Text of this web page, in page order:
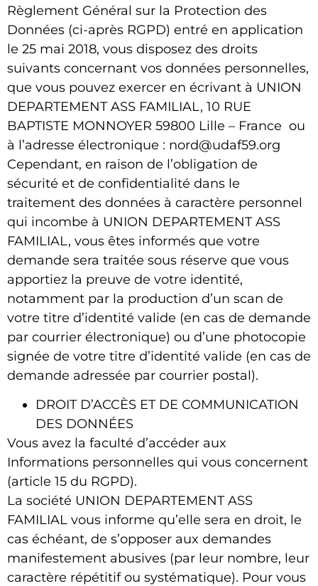
Règlement Général sur la Protection des
Données (ci-après RGPD) entré en application
le 25 mai 2018, vous disposez des droits
suivants concernant vos données personnelles,
que vous pouvez exercer en écrivant à UNION
DEPARTEMENT ASS FAMILIAL, 10 RUE
BAPTISTE MONNOYER 59800 Lille – France ou
à l’adresse électronique : nord@udaf59.org
Cependant, en raison de l’obligation de
sécurité et de confidentialité dans le
traitement des données à caractère personnel
qui incombe à UNION DEPARTEMENT ASS
FAMILIAL, vous êtes informés que votre
demande sera traitée sous réserve que vous
apportiez la preuve de votre identité,
notamment par la production d’un scan de
votre titre d’identité valide (en cas de demande
par courrier électronique) ou d’une photocopie
signée de votre titre d’identité valide (en cas de
demande adressée par courrier postal).
DROIT D’ACCÈS ET DE COMMUNICATION
DES DONNÉES
Vous avez la faculté d’accéder aux
Informations personnelles qui vous concernent
(article 15 du RGPD).
La société UNION DEPARTEMENT ASS
FAMILIAL vous informe qu’elle sera en droit, le
cas échéant, de s’opposer aux demandes
manifestement abusives (par leur nombre, leur
caractère répétitif ou systématique). Pour vous